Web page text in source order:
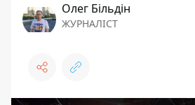
Олег Більдін
ЖУРНАЛІСТ